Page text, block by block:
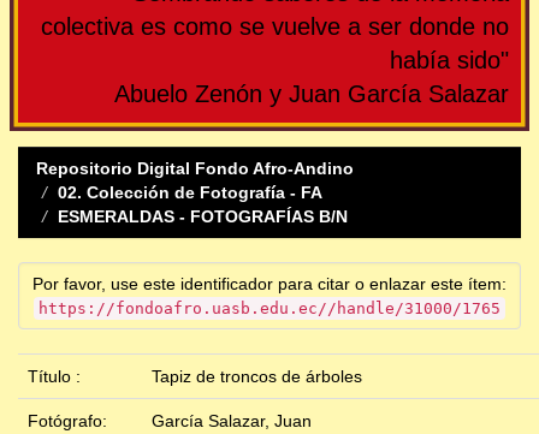
colectiva es como se vuelve a ser donde no
había sido"
Abuelo Zenón y Juan García Salazar
Repositorio Digital Fondo Afro-Andino
02. Colección de Fotografía - FA
ESMERALDAS - FOTOGRAFÍAS B/N
Por favor, use este identificador para citar o enlazar este ítem:
https://fondoafro.uasb.edu.ec//handle/31000/1765
Título : Tapiz de troncos de árboles
Fotógrafo:
García Salazar, Juan